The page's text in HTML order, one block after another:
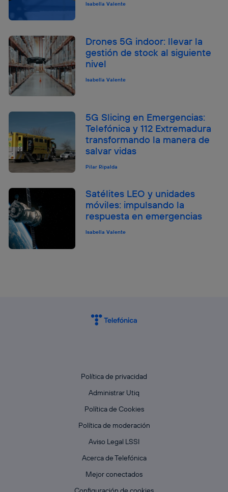
Isabella Valente
Drones 5G indoor: llevar la
gestión de stock al siguiente
nivel
Isabella Valente
5G Slicing en Emergencias:
Telefónica y 112 Extremadura
transformando la manera de
salvar vidas
Pilar Ripalda
Satélites LEO y unidades
móviles: impulsando la
respuesta en emergencias
Isabella Valente
Política de privacidad
Administrar Utiq
Política de Cookies
Política de moderación
Aviso Legal LSSI
Acerca de Telefónica
Mejor conectados